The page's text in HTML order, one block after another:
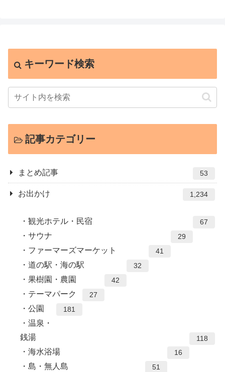
キーワード検索
記事カテゴリー
まとめ記事 53
お出かけ 1,234
観光ホテル・民宿 67
サウナ 29
ファーマーズマーケット 41
道の駅・海の駅 32
果樹園・農園 42
テーマパーク 27
公園 181
温泉・
銭湯
118
海水浴場 16
島・無人島 51